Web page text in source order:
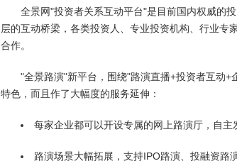
全景网"投资者关系互动平台"是目前国内权威的
层的互动桥梁，各类投资人、专业投资机构、行业
合作。
"全景路演"新平台，围绕"路演直播+投资者互动
特色，而且作了大幅度的服务延伸：
每家企业都可以开设专属的网上路演厅，自主
路演场景大幅拓展，支持IPO路演、投融资路